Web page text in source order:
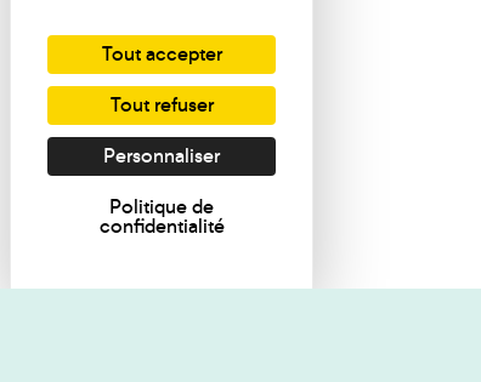
Tout accepter
Tout refuser
Personnaliser
Politique de
confidentialité